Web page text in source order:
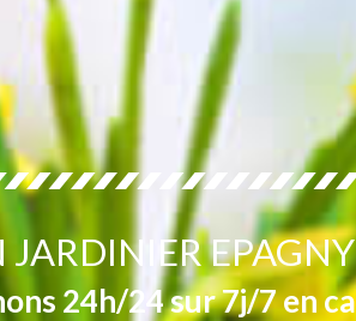
JARDINIER
24h/24 sur 7j/7 en